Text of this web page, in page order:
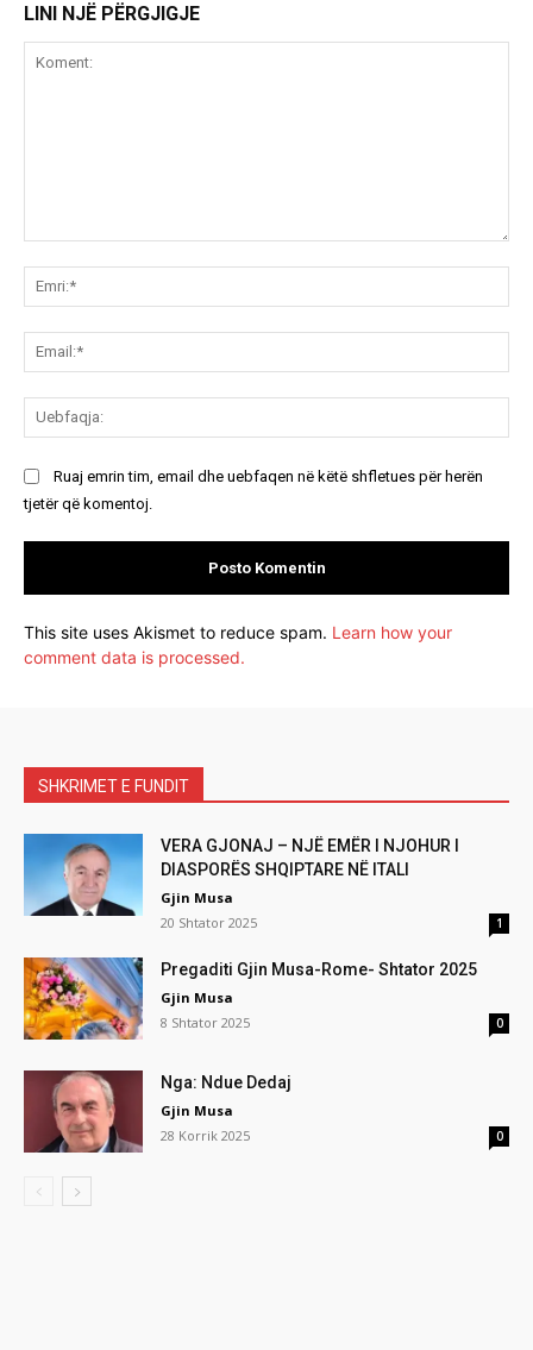
LINI NJË PËRGJIGJE
Ruaj emrin tim, email dhe uebfaqen në këtë shfletues për herën
tjetër që komentoj.
This site uses Akismet to reduce spam. Learn how your
comment data is processed.
SHKRIMET E FUNDIT
VERA GJONAJ – NJË EMËR I NJOHUR I
DIASPORËS SHQIPTARE NË ITALI
Gjin Musa
20 Shtator 2025
1
Pregaditi Gjin Musa-Rome- Shtator 2025
Gjin Musa
8 Shtator 2025
0
Nga: Ndue Dedaj
Gjin Musa
28 Korrik 2025
0